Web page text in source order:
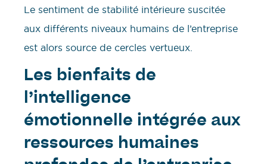
Le sentiment de stabilité intérieure suscitée
aux différents niveaux humains de l’entreprise
est alors source de cercles vertueux.
Les bienfaits de
l’intelligence
émotionnelle intégrée aux
ressources humaines